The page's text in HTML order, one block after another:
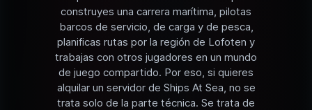
construyes una carrera marítima, pilotas
barcos de servicio, de carga y de pesca,
planificas rutas por la región de Lofoten y
trabajas con otros jugadores en un mundo
de juego compartido. Por eso, si quieres
alquilar un servidor de Ships At Sea, no se
trata solo de la parte técnica. Se trata de